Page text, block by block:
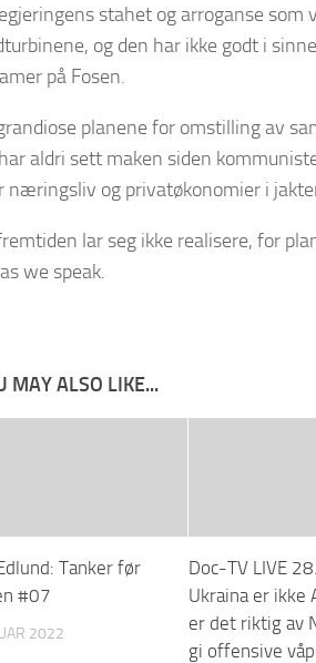
stahet og arroganse
og den har ikke godt i
på Fosen.
planene for omstilling av
aldri sett maken siden
næringsliv og privatøkonomier i
lar seg ikke realisere, for
we speak.
MAY ALSO LIKE...
Tanker før
#07
2022
Doc-TV LIVE
Ukraina er ikke
er det riktig av
gi offensive